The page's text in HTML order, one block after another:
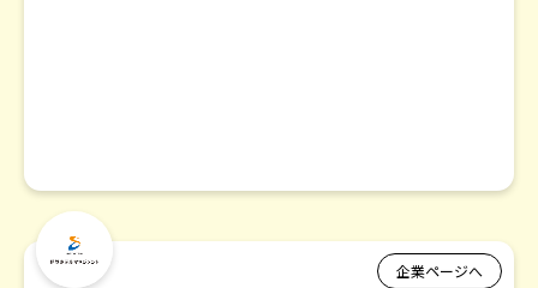
企業ページへ